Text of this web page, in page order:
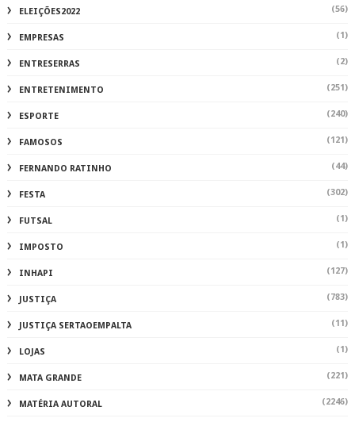
ELEIÇÕES2022 (56)
EMPRESAS (1)
ENTRESERRAS (2)
ENTRETENIMENTO (251)
ESPORTE (240)
FAMOSOS (121)
FERNANDO RATINHO (44)
FESTA (302)
FUTSAL (1)
IMPOSTO (1)
INHAPI (127)
JUSTIÇA (783)
JUSTIÇA SERTAOEMPALTA (11)
LOJAS (1)
MATA GRANDE (221)
MATÉRIA AUTORAL (2246)